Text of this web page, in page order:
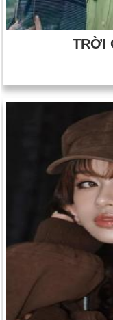
TRỜI